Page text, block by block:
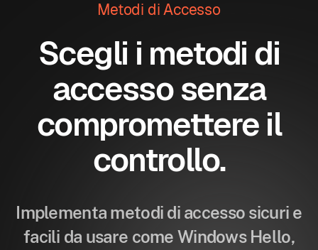
Metodi di Accesso
Scegli i metodi di
accesso senza
compromettere il
controllo.
Implementa metodi di accesso sicuri e
facili da usare come Windows Hello,